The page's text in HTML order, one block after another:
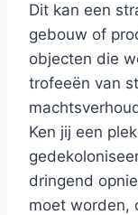
Dit kan een
gebouw of
objecten die
trofeeën van
Ken jij een
dringend
moet worden,